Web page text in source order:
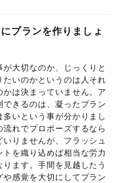
プランを作りましょ
大切なのか、じっくりと
いのかというのは人それ
は決まっていません。ア
できるのは、凝ったプラン
いという事が分かりまし
れでプロポーズするなら
りませんが、フラッシュ
を織り込めば相当な労力
ます。手間を見越したう
や感覚を大切にしてプラン